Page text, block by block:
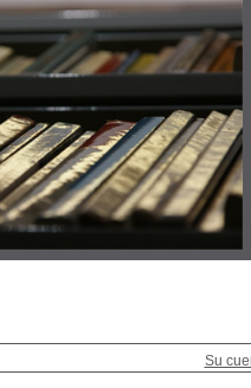
Su